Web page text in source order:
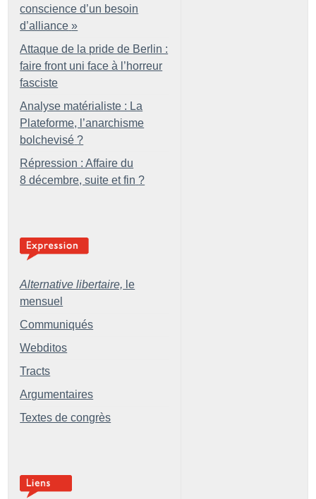
conscience d’un besoin
d’alliance »
Attaque de la pride de Berlin :
faire front uni face à l’horreur
fasciste
Analyse matérialiste : La
Plateforme, l’anarchisme
bolchevisé ?
Répression : Affaire du
8 décembre, suite et fin ?
Alternative libertaire, le
mensuel
Communiqués
Webditos
Tracts
Argumentaires
Textes de congrès